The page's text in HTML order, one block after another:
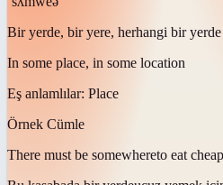
Bir yerde, bir yere, herhangi bir yerde
In some place, in some location
Eş anlamlılar: Place
Örnek Cümle
There must be somewhereto eat